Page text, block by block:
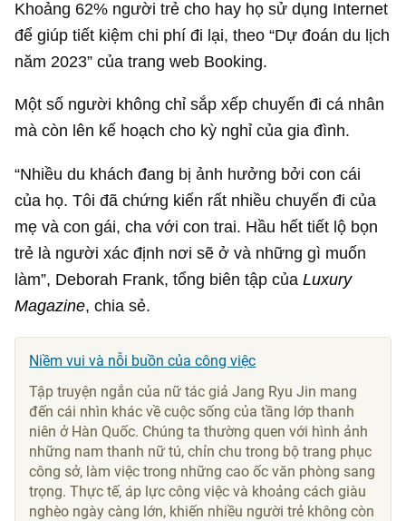
Khoảng 62% người trẻ cho hay họ sử dụng Internet
để giúp tiết kiệm chi phí đi lại, theo “Dự đoán du lịch
năm 2023” của trang web Booking.
Một số người không chỉ sắp xếp chuyến đi cá nhân
mà còn lên kế hoạch cho kỳ nghỉ của gia đình.
“Nhiều du khách đang bị ảnh hưởng bởi con cái
của họ. Tôi đã chứng kiến ​​rất nhiều chuyến đi của
mẹ và con gái, cha với con trai. Hầu hết tiết lộ bọn
trẻ là người xác định nơi sẽ ở và những gì muốn
làm”, Deborah Frank, tổng biên tập củaLuxury
Magazine, chia sẻ.
Niềm vui và nỗi buồn của công việc
Tập truyện ngắn của nữ tác giả Jang Ryu Jin mang
đến cái nhìn khác về cuộc sống của tầng lớp thanh
niên ở Hàn Quốc. Chúng ta thường quen với hình ảnh
những nam thanh nữ tú, chỉn chu trong bộ trang phục
công sở, làm việc trong những cao ốc văn phòng sang
trọng. Thực tế, áp lực công việc và khoảng cách giàu
nghèo ngày càng lớn, khiến nhiều người trẻ không còn